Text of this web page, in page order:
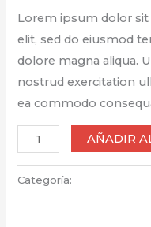
Lorem ipsum dolor
elit, sed do eiusmod
dolore magna aliqua.
nostrud exercitation
ea commodo
Bicycle
Helmet
Pink
AÑADIR
Categoría: